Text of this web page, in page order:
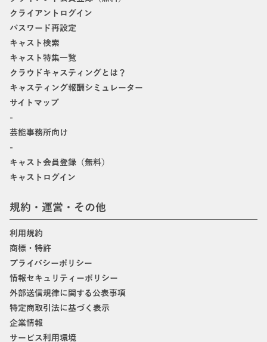
クライアントログイン
パスワード再設定
キャスト検索
キャスト特集一覧
クラウドキャスティングとは？
キャスティング報酬シミュレーター
サイトマップ
-
芸能事務所向け
-
キャスト会員登録（無料）
キャストログイン
規約・運営・その他
利用規約
商標・特許
プライバシーポリシー
情報セキュリティーポリシー
外部送信規律に関する公表事項
特定商取引法に基づく表示
企業情報
サービス利用環境